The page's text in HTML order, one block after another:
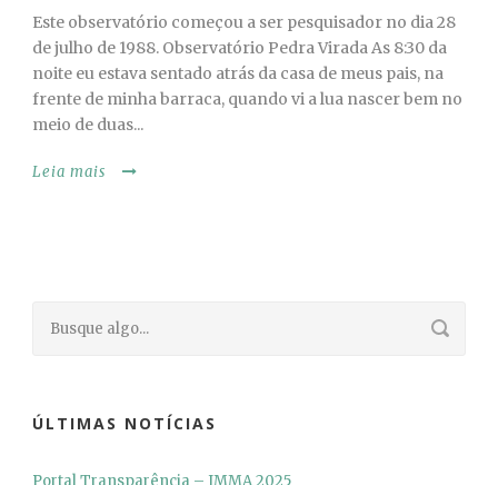
Este observatório começou a ser pesquisador no dia 28
de julho de 1988. Observatório Pedra Virada As 8:30 da
noite eu estava sentado atrás da casa de meus pais, na
frente de minha barraca, quando vi a lua nascer bem no
meio de duas...
Leia mais
ÚLTIMAS NOTÍCIAS
Portal Transparência – IMMA 2025